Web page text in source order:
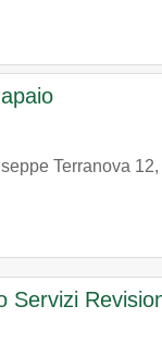
Terranova 12,
Servizi